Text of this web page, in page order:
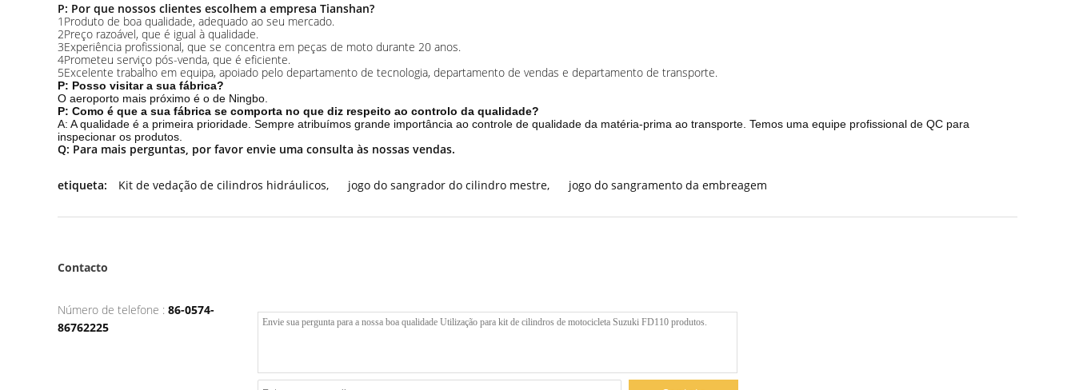
P: Por que nossos clientes escolhem a empresa Tianshan?
1Produto de boa qualidade, adequado ao seu mercado.
2Preço razoável, que é igual à qualidade.
3Experiência profissional, que se concentra em peças de moto durante 20 anos.
4Prometeu serviço pós-venda, que é eficiente.
5Excelente trabalho em equipa, apoiado pelo departamento de tecnologia, departamento de vendas e departamento de transporte.
P: Posso visitar a sua fábrica?
O aeroporto mais próximo é o de Ningbo.
P: Como é que a sua fábrica se comporta no que diz respeito ao controlo da qualidade?
A: A qualidade é a primeira prioridade. Sempre atribuímos grande importância ao controle de qualidade da matéria-prima ao transporte. Temos uma equipe profissional de QC para
inspecionar os produtos.
Q: Para mais perguntas, por favor envie uma consulta às nossas vendas.
etiqueta: Kit de vedação de cilindros hidráulicos, jogo do sangrador do cilindro mestre, jogo do sangramento da embreagem
Contacto
Número de telefone : 86-0574-
86762225